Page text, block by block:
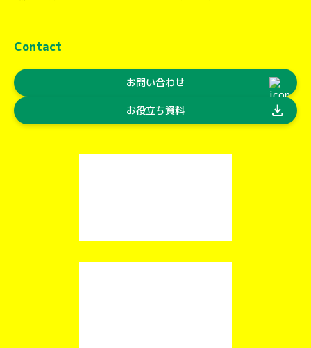
Contact
お問い合わせ
お役立ち資料 download